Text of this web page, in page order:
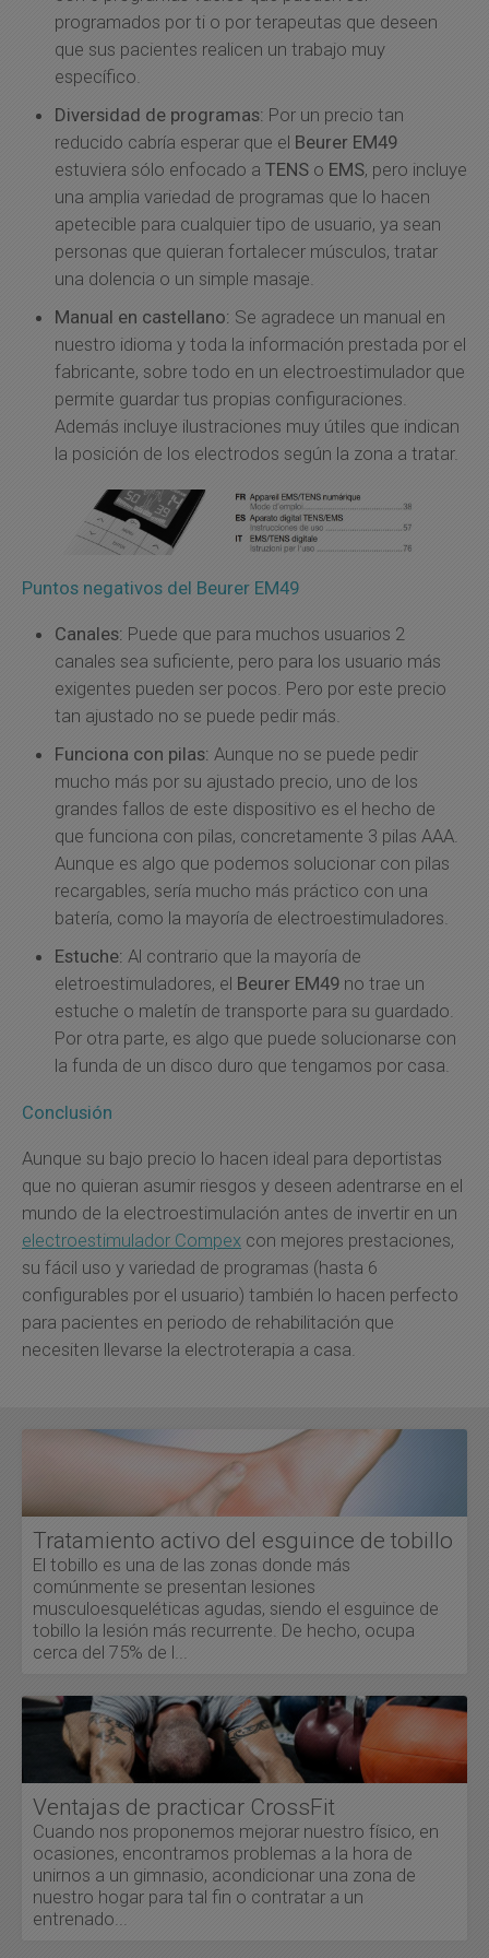
programados por ti o por terapeutas que deseen
que sus pacientes realicen un trabajo muy
específico.
Diversidad de programas: Por un precio tan
reducido cabría esperar que el Beurer EM49
estuviera sólo enfocado a TENS o EMS, pero incluye
una amplia variedad de programas que lo hacen
apetecible para cualquier tipo de usuario, ya sean
personas que quieran fortalecer músculos, tratar
una dolencia o un simple masaje.
Manual en castellano: Se agradece un manual en
nuestro idioma y toda la información prestada por el
fabricante, sobre todo en un electroestimulador que
permite guardar tus propias configuraciones.
Además incluye ilustraciones muy útiles que indican
la posición de los electrodos según la zona a tratar.
Puntos negativos del Beurer EM49
Canales: Puede que para muchos usuarios 2
canales sea suficiente, pero para los usuario más
exigentes pueden ser pocos. Pero por este precio
tan ajustado no se puede pedir más.
Funciona con pilas: Aunque no se puede pedir
mucho más por su ajustado precio, uno de los
grandes fallos de este dispositivo es el hecho de
que funciona con pilas, concretamente 3 pilas AAA.
Aunque es algo que podemos solucionar con pilas
recargables, sería mucho más práctico con una
batería, como la mayoría de electroestimuladores.
Estuche: Al contrario que la mayoría de
eletroestimuladores, el Beurer EM49 no trae un
estuche o maletín de transporte para su guardado.
Por otra parte, es algo que puede solucionarse con
la funda de un disco duro que tengamos por casa.
Conclusión
Aunque su bajo precio lo hacen ideal para deportistas
que no quieran asumir riesgos y deseen adentrarse en el
mundo de la electroestimulación antes de invertir en un
electroestimulador Compex con mejores prestaciones,
su fácil uso y variedad de programas (hasta 6
configurables por el usuario) también lo hacen perfecto
para pacientes en periodo de rehabilitación que
necesiten llevarse la electroterapia a casa.
Tratamiento activo del esguince de tobillo
El tobillo es una de las zonas donde más
comúnmente se presentan lesiones
musculoesqueléticas agudas, siendo el esguince de
tobillo la lesión más recurrente. De hecho, ocupa
cerca del 75% de l...
Ventajas de practicar CrossFit
Cuando nos proponemos mejorar nuestro físico, en
ocasiones, encontramos problemas a la hora de
unirnos a un gimnasio, acondicionar una zona de
nuestro hogar para tal fin o contratar a un
entrenado...